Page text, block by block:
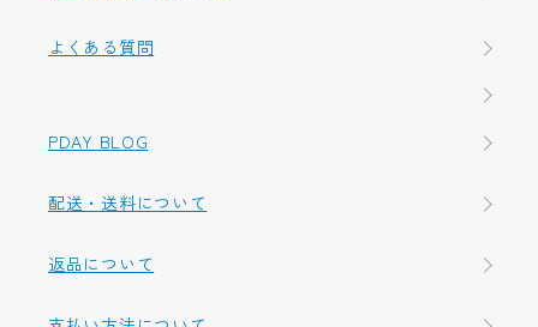
よくある質問
PDAY BLOG
配送・送料について
返品について